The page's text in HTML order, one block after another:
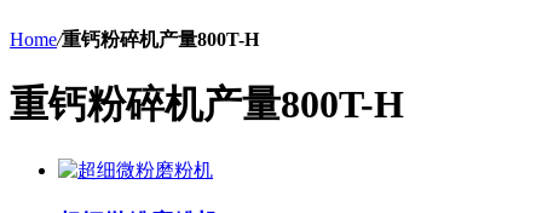
Home/重钙粉碎机产量800T-H
重钙粉碎机产量800T-H